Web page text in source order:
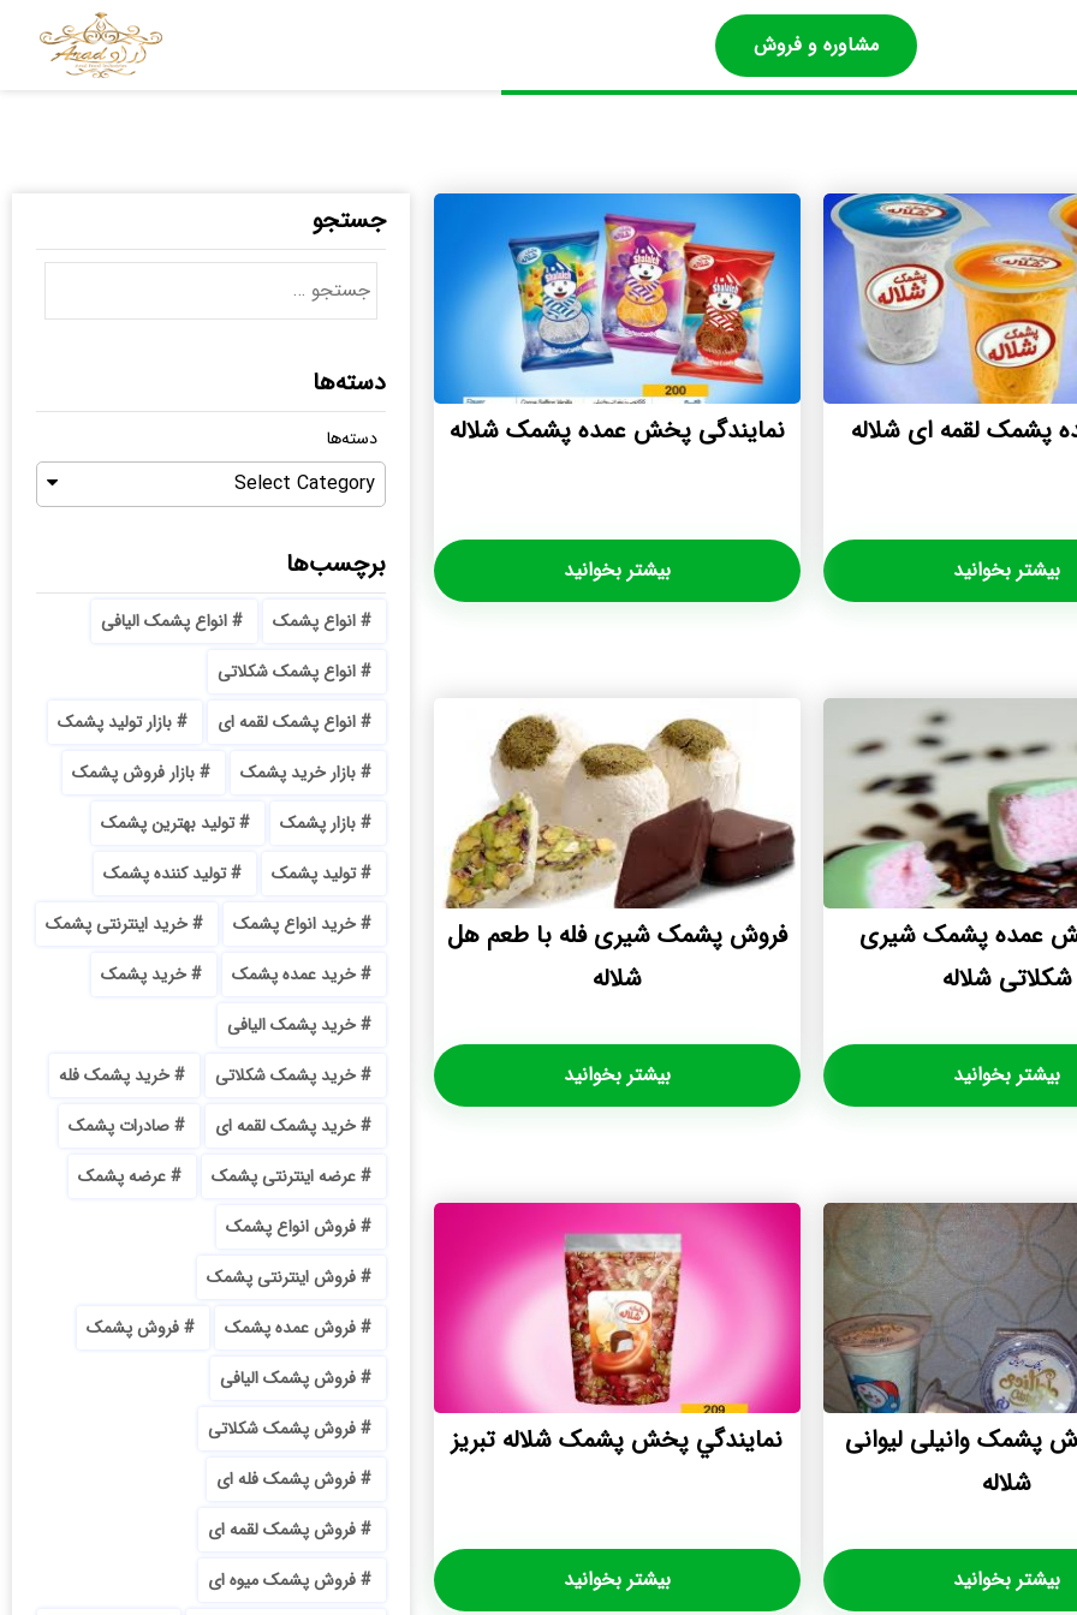
مشاوره و فروش
پشمک لقمه ای شلاله
بیشتر بخوانید
نمایندگی پخش عمده پشمک شلاله
بیشتر بخوانید
عمده پشمک شیری
شکلاتی شلاله
بیشتر بخوانید
فروش پشمک شیری فله با طعم هل
شلاله
بیشتر بخوانید
پشمک وانیلی لیوانی
شلاله
بیشتر بخوانید
نمايندگي پخش پشمک شلاله تبريز
بیشتر بخوانید
جستجو
دسته‌ها
دسته‌ها
Select Category
برچسب‌ها
انواع پشمک
انواع پشمک الیافی
انواع پشمک شکلاتی
انواع پشمک لقمه ای
بازار تولید پشمک
بازار خرید پشمک
بازار فروش پشمک
بازار پشمک
تولید بهترین پشمک
تولید پشمک
تولید کننده پشمک
خرید انواع پشمک
خرید اینترنتی پشمک
خرید عمده پشمک
خرید پشمک
خرید پشمک الیافی
خرید پشمک شکلاتی
خرید پشمک فله
خرید پشمک لقمه ای
صادرات پشمک
عرضه اینترنتی پشمک
عرضه پشمک
فروش انواع پشمک
فروش اینترنتی پشمک
فروش عمده پشمک
فروش پشمک
فروش پشمک الیافی
فروش پشمک شکلاتی
فروش پشمک فله ای
فروش پشمک لقمه ای
فروش پشمک میوه ای